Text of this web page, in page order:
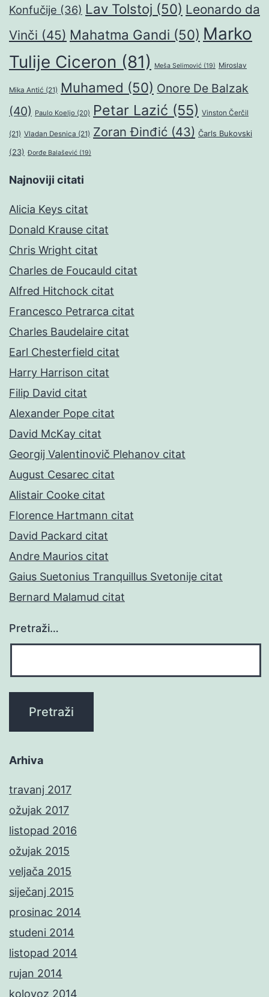
Konfučije (36) Lav Tolstoj (50) Leonardo da
Vinči (45) Mahatma Gandi (50) Marko
Tulije Ciceron (81) Meša Selimović (19) Miroslav
Mika Antić (21) Muhamed (50) Onore De Balzak
(40) Paulo Koeljo (20) Petar Lazić (55) Vinston Čerčil
(21) Vladan Desnica (21) Zoran Đinđić (43) Čarls Bukovski
(23) Đorđe Balašević (19)
Najnoviji citati
Alicia Keys citat
Donald Krause citat
Chris Wright citat
Charles de Foucauld citat
Alfred Hitchock citat
Francesco Petrarca citat
Charles Baudelaire citat
Earl Chesterfield citat
Harry Harrison citat
Filip David citat
Alexander Pope citat
David McKay citat
Georgij Valentinovič Plehanov citat
August Cesarec citat
Alistair Cooke citat
Florence Hartmann citat
David Packard citat
Andre Maurios citat
Gaius Suetonius Tranquillus Svetonije citat
Bernard Malamud citat
Pretraži…
Arhiva
travanj 2017
ožujak 2017
listopad 2016
ožujak 2015
veljača 2015
siječanj 2015
prosinac 2014
studeni 2014
listopad 2014
rujan 2014
kolovoz 2014